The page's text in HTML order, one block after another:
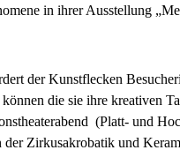
in ihrer Ausstellung
der Kunstflecken
die sie ihre kreativen
(Platt- und
der Zirkusakrobatik und